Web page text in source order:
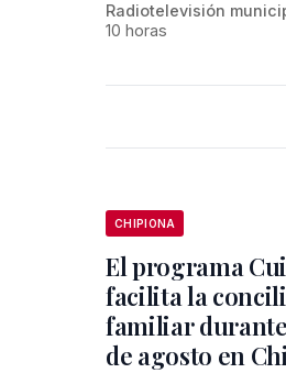
Radiotelevisión
10 horas
CHIPIONA
El programa
facilita la
familiar
de agosto en